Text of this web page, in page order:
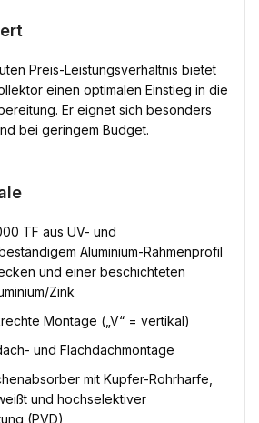
Preis-Leistungsverhältnis bietet
einen optimalen Einstieg in die
Er eignet sich besonders
bei geringem Budget.
TF aus UV- und
Aluminium-Rahmenprofil
und einer beschichteten
Zink
Montage („V“ = vertikal)
und Flachdachmontage
mit Kupfer-Rohrharfe,
und hochselektiver
(PVD)